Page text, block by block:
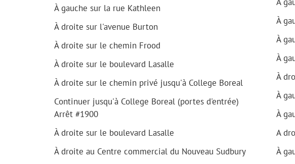
À gauche sur la rue Kathleen
À droite sur l'avenue Burton
À droite sur le chemin Frood
À droite sur le boulevard Lasalle
À droite sur le chemin privé jusqu'à College Boreal
Continuer jusqu'à College Boreal (portes d'entrée)
Arrêt #1900
À droite sur le boulevard Lasalle
À droite au Centre commercial du Nouveau Sudbury
À
À
À
À
À
À
A
À